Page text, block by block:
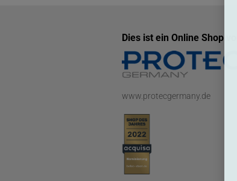
Dies ist ein Online Shop von
www.protecgermany.de